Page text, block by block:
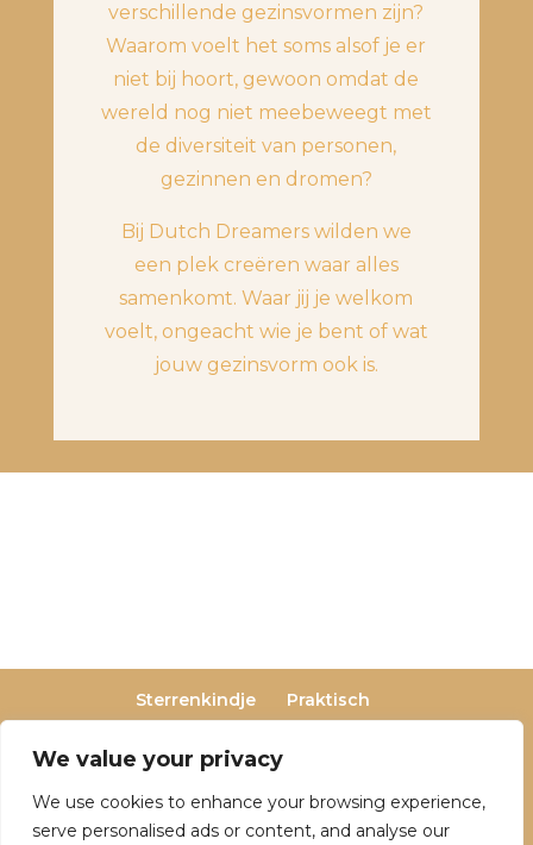
We value your privacy
We use cookies to enhance your browsing experience,
serve personalised ads or content, and analyse our
verschillende gezinsvormen zijn?
Waarom voelt het soms alsof je er
niet bij hoort, gewoon omdat de
wereld nog niet meebeweegt met
de diversiteit van personen,
gezinnen en dromen?
Bij Dutch Dreamers wilden we
een plek creëren waar alles
samenkomt. Waar jij je welkom
voelt, ongeacht wie je bent of wat
jouw gezinsvorm ook is.
Sterrenkindje
Praktisch
Privacy- en cookieverklaring
Terugbetaal- en retourneringsbeleid
Over Dutch Dreamers